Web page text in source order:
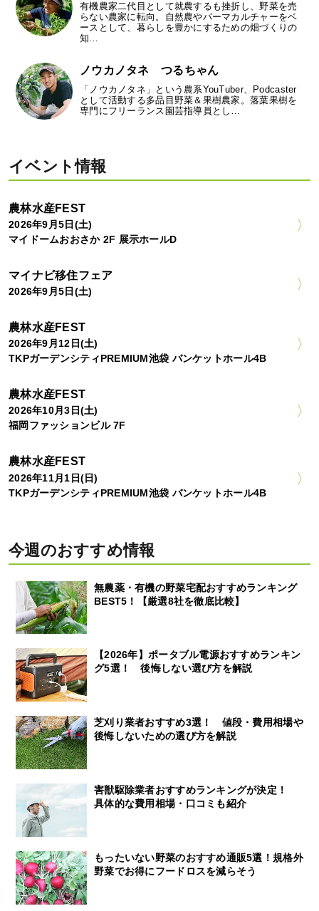
有機農家二代目として就農するも挫折し、野菜を売
らない農家に転向。自然農やパーマカルチャーをベ
ースとして、暮らしを豊かにするための畑づくりの
知…
ノウカノタネ つるちゃん
「ノウカノタネ」という農系YouTuber、Podcaster
として活動する多品目野菜＆果樹農家。落葉果樹を
専門にフリーランス園芸指導員とし…
イベント情報
農林水産FEST
2026年9月5日(土)
マイドームおおさか 2F 展示ホールD
マイナビ移住フェア
2026年9月5日(土)
農林水産FEST
2026年9月12日(土)
TKPガーデンシティPREMIUM池袋 バンケットホール4B
農林水産FEST
2026年10月3日(土)
福岡ファッションビル 7F
農林水産FEST
2026年11月1日(日)
TKPガーデンシティPREMIUM池袋 バンケットホール4B
今週のおすすめ情報
無農薬・有機の野菜宅配おすすめランキング
BEST5！【厳選8社を徹底比較】
【2026年】ポータブル電源おすすめランキン
グ5選！ 後悔しない選び方を解説
芝刈り業者おすすめ3選！ 値段・費用相場や
後悔しないための選び方を解説
害獣駆除業者おすすめランキングが決定！
具体的な費用相場・口コミも紹介
もったいない野菜のおすすめ通販5選！規格外
野菜でお得にフードロスを減らそう